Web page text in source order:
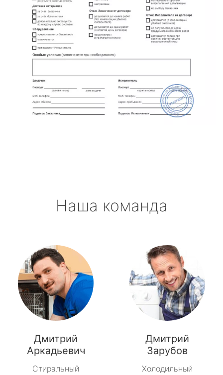
Наша команда
Дмитрий
Аркадьевич
Стиральный
Дмитрий
Зарубов
Холодильный